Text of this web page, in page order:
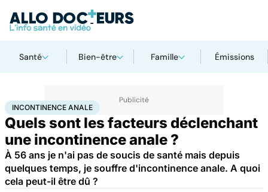
Santé Bien-être Famille Émissions
AccueilSantéIncontinence anale
INCONTINENCE ANALE
Quels sont les facteurs déclenchant
une incontinence anale ?
À 56 ans je n'ai pas de soucis de santé mais depuis
quelques temps, je souffre d'incontinence anale. A quoi
cela peut-il être dû ?